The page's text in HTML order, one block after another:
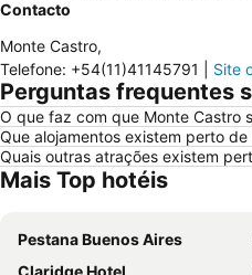
Contacto
Monte Castro,
Telefone: +54(11)41145791 Site
Perguntas frequentes
O que faz com que Monte Castro
Que alojamentos existem perto de
Quais outras atrações existem
Mais Top hotéis
Pestana Buenos Aires
Claridge Hotel